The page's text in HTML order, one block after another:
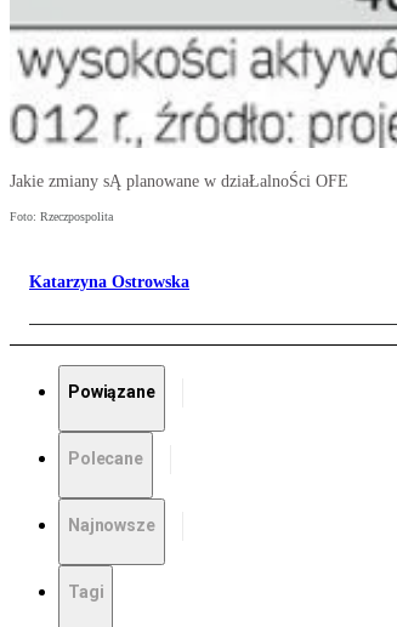
Jakie zmiany sĄ planowane w dziaŁalnoŚci OFE
Foto: Rzeczpospolita
Katarzyna Ostrowska
Powiązane
Polecane
Najnowsze
Tagi